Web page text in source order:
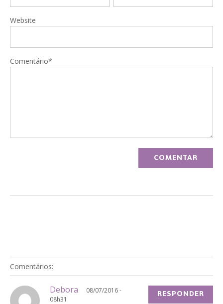
Website
Comentário*
Comentários:
Debora
08/07/2016 -
08h31
RESPONDER